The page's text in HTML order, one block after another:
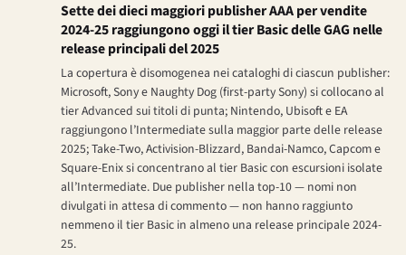
Sette dei dieci maggiori publisher AAA per vendite
2024-25 raggiungono oggi il tier Basic delle GAG nelle
release principali del 2025
La copertura è disomogenea nei cataloghi di ciascun publisher:
Microsoft, Sony e Naughty Dog (first-party Sony) si collocano al
tier Advanced sui titoli di punta; Nintendo, Ubisoft e EA
raggiungono l’Intermediate sulla maggior parte delle release
2025; Take-Two, Activision-Blizzard, Bandai-Namco, Capcom e
Square-Enix si concentrano al tier Basic con escursioni isolate
all’Intermediate. Due publisher nella top-10 — nomi non
divulgati in attesa di commento — non hanno raggiunto
nemmeno il tier Basic in almeno una release principale 2024-
25.